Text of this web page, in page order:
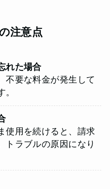
注意点
れた場合
不要な料金が発生して
。
使用を続けると、請求
トラブルの原因になり